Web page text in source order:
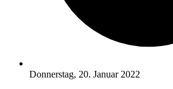
Donnerstag, 20. Januar 2022